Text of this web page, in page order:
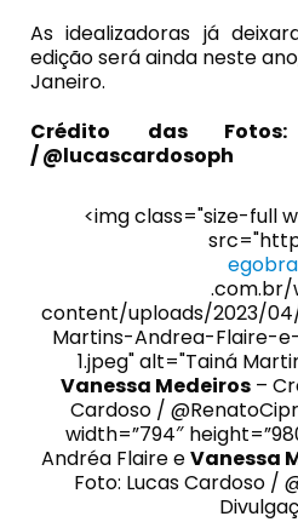
As idealizadoras já
edição será ainda neste
Janeiro.
Crédito das
/ @lucascardosoph
<img class="size-full
content/uploads/2023/
Martins-Andrea-Flaire-
1.jpeg" alt="Tainá
Vanessa Medeiros–
Cardoso /
width=”794″
Andréa Flaire eVanessa
Foto: Lucas Cardoso /